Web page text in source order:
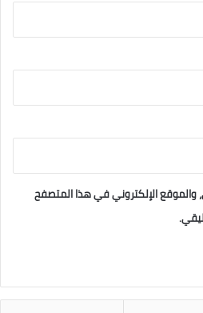
والموقع الإلكتروني في هذا المتصفح